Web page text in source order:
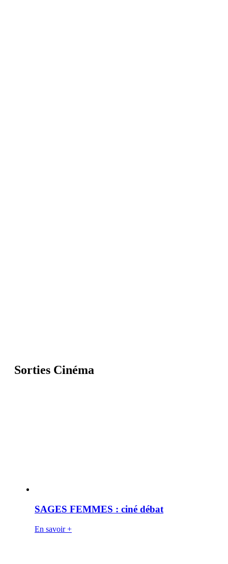
Sorties Cinéma
SAGES FEMMES : ciné débat
En savoir +